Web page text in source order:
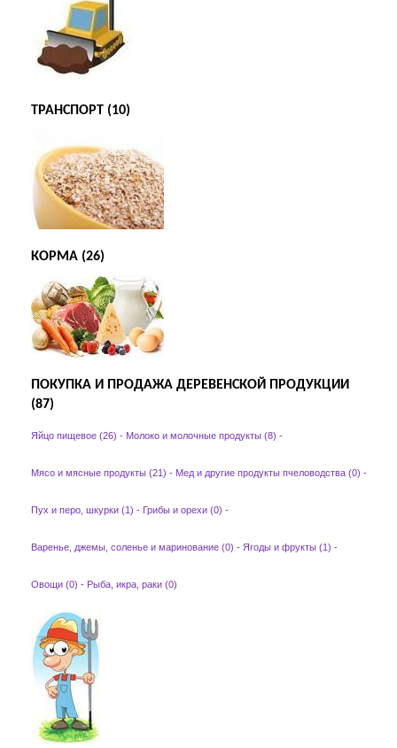
ТРАНСПОРТ (10)
КОРМА (26)
ПОКУПКА И ПРОДАЖА ДЕРЕВЕНСКОЙ ПРОДУКЦИИ
(87)
Яйцо пищевое (26) - Молоко и молочные продукты (8) -
Мясо и мясные продукты (21) - Мед и другие продукты пчеловодства (0) -
Пух и перо, шкурки (1) - Грибы и орехи (0) -
Варенье, джемы, соленье и маринование (0) - Ягоды и фрукты (1) -
Овощи (0) - Рыба, икра, раки (0)